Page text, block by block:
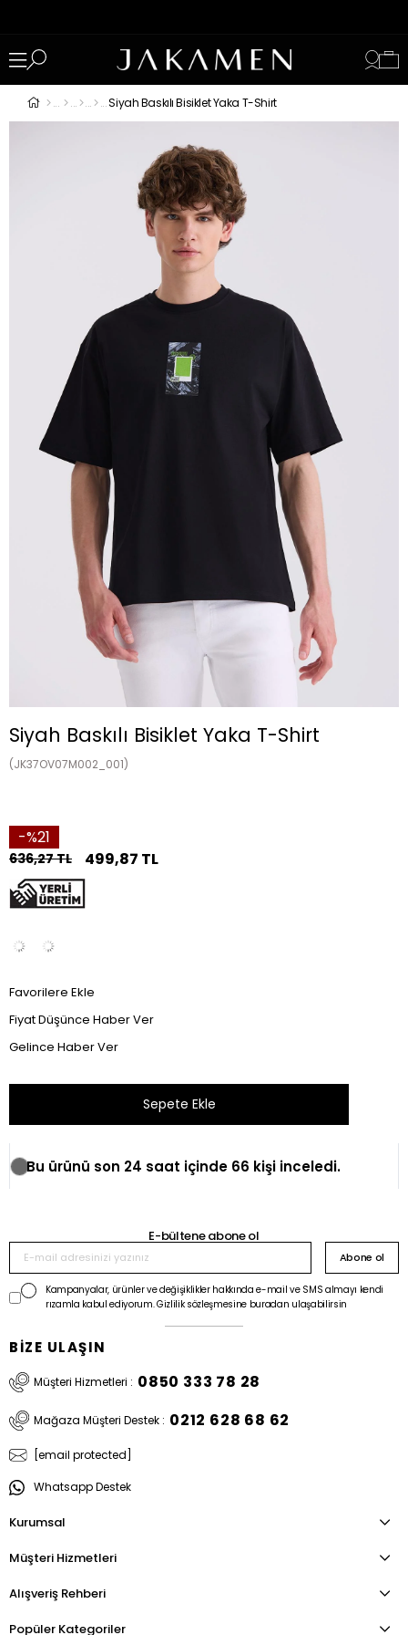
Siyah Baskılı Bisiklet Yaka T-Shirt
Siyah Baskılı Bisiklet Yaka T-Shirt
(JK37OV07M002_001)
21
636,27 TL 499,87 TL
Favorilere Ekle
Fiyat Düşünce Haber Ver
Gelince Haber Ver
Bu ürünü son 24 saat içinde 66 kişi inceledi.
E-bültene abone ol
Abone ol
Kampanyalar, ürünler ve değişiklikler hakkında e-mail ve SMS almayı kendi
rızamla kabul ediyorum. Gizlilik sözleşmesine buradan ulaşabilirsin
BİZE ULAŞIN
Müşteri Hizmetleri : 0850 333 78 28
Mağaza Müşteri Destek : 0212 628 68 62
[email protected]
Whatsapp Destek
Kurumsal
Müşteri Hizmetleri
Alışveriş Rehberi
Popüler Kategoriler